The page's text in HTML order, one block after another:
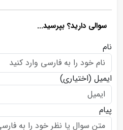
سوالی دارید؟ بپرسید...
نام
ایمیل (اختیاری)
پیام